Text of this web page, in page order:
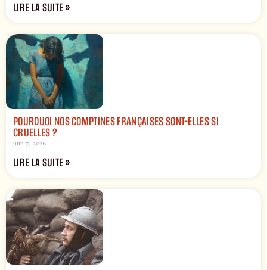
LIRE LA SUITE »
POURQUOI NOS COMPTINES FRANÇAISES SONT-ELLES SI
CRUELLES ?
juin 7, 2026
LIRE LA SUITE »